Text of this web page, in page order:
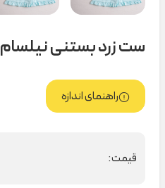
ست زرد بستنی نیلسام ۵۵۳ کد t000678
راهنمای اندازه
قیمت: